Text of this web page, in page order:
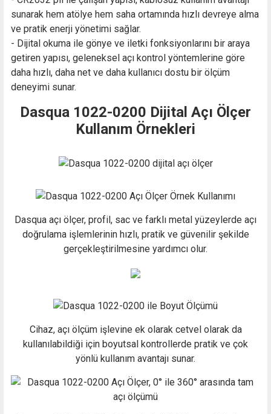
sunarak hem atölye hem saha ortamında hızlı devreye alma
ve pratik enerji yönetimi sağlar.
- Dijital okuma ile gönye ve iletki fonksiyonlarını bir araya
getiren yapısı, geleneksel açı kontrol yöntemlerine göre
daha hızlı, daha net ve daha kullanıcı dostu bir ölçüm
deneyimi sunar.
Dasqua 1022-0200 Dijital Açı Ölçer
Kullanım Örnekleri
Dasqua açı ölçer, profil, sac ve farklı metal yüzeylerde açı
doğrulama işlemlerinin hızlı, pratik ve güvenilir şekilde
gerçekleştirilmesine yardımcı olur.
Cihaz, açı ölçüm işlevine ek olarak cetvel olarak da
kullanılabildiği için boyutsal kontrollerde pratik ve çok
yönlü kullanım avantajı sunar.